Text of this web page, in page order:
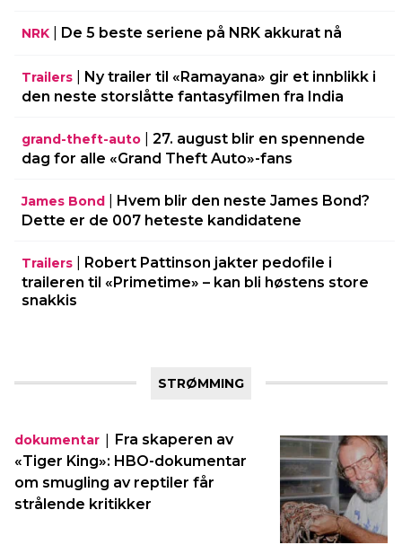
NRK De 5 beste seriene på NRK akkurat nå
Trailers
Ny trailer til «Ramayana» gir et innblikk i
den neste storslåtte fantasyfilmen fra India
grand-theft-auto
27. august blir en spennende
dag for alle «Grand Theft Auto»-fans
James Bond
Hvem blir den neste James Bond?
Dette er de 007 heteste kandidatene
Trailers
Robert Pattinson jakter pedofile i
traileren til «Primetime» – kan bli høstens store
snakkis
STRØMMING
dokumentar | Fra skaperen av
«Tiger King»: HBO-dokumentar
om smugling av reptiler får
strålende kritikker